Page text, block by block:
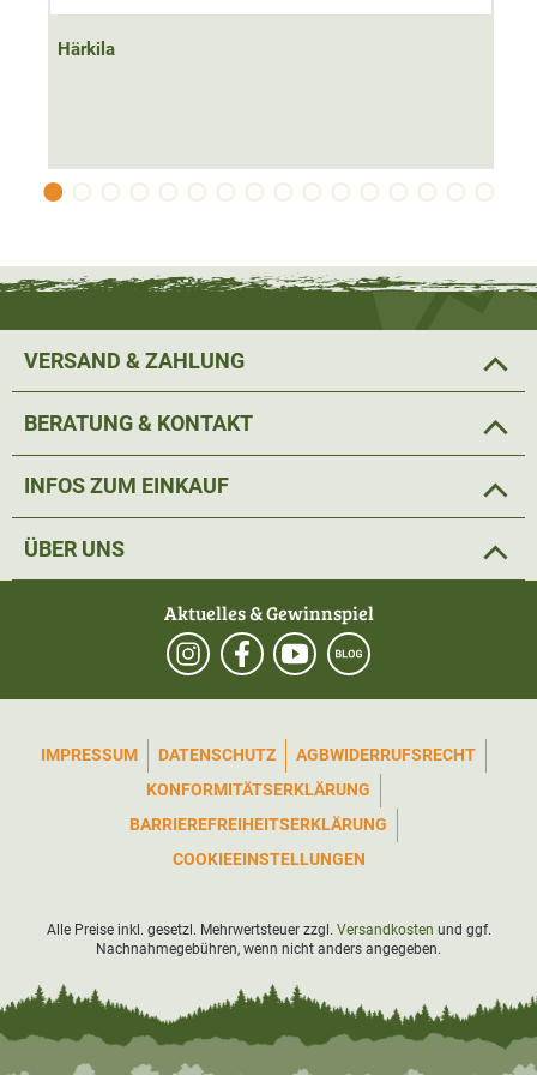
angebracht. In denbeiden Brusttaschenlässt sich
kleineres Jagdzubehör verstauen. Die Taschen sind im
gelungen ab.
Härkila
VERSAND & ZAHLUNG
BERATUNG & KONTAKT
INFOS ZUM EINKAUF
ÜBER UNS
Aktuelles & Gewinnspiel
IMPRESSUM DATENSCHUTZ AGBWIDERRUFSRECHT
KONFORMITÄTSERKLÄRUNG
BARRIEREFREIHEITSERKLÄRUNG
COOKIEEINSTELLUNGEN
Alle Preise inkl. gesetzl. Mehrwertsteuer zzgl. Versandkosten und ggf.
Nachnahmegebühren, wenn nicht anders angegeben.